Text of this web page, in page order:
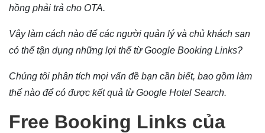
hồng phải trả cho OTA.
Vậy làm cách nào để các người quản lý và chủ khách sạn
có thể tận dụng những lợi thế từ Google Booking Links?
Chúng tôi phân tích mọi vấn đề bạn cần biết, bao gồm làm
thế nào để có được kết quả từ Google Hotel Search.
Free Booking Links của